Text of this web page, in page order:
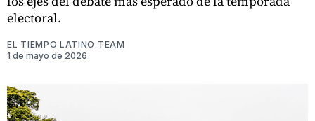
electoral.
EL TIEMPO LATINO TEAM
1 de mayo de 2026